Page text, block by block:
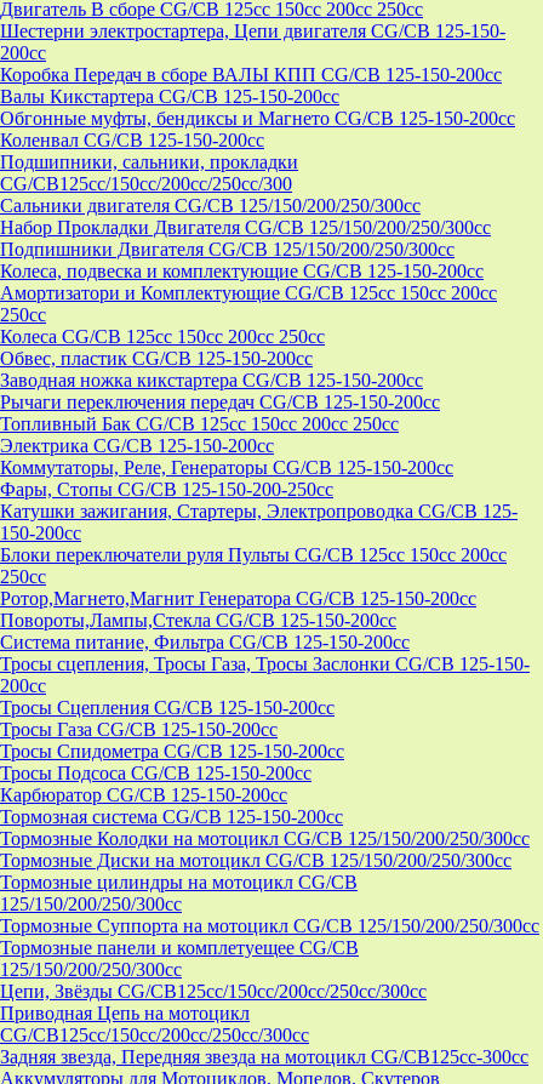
Двигатель В сборе CG/CB 125cc 150cc 200cc 250cc
Шестерни электростартера, Цепи двигателя CG/CB 125-150-
200cc
Коробка Передач в сборе ВАЛЫ КПП CG/CB 125-150-200cc
Валы Кикстартера CG/CB 125-150-200cc
Обгонные муфты, бендиксы и Магнето CG/CB 125-150-200cc
Коленвал CG/CB 125-150-200cc
Подшипники, сальники, прокладки
CG/CB125сс/150cc/200cc/250cc/300
Сальники двигателя CG/CB 125/150/200/250/300cc
Набор Прокладки Двигателя CG/CB 125/150/200/250/300cc
Подпишники Двигателя CG/CB 125/150/200/250/300cc
Колеса, подвеска и комплектующие CG/CB 125-150-200cc
Амортизатори и Комплектующие CG/CB 125cc 150cc 200cc
250cc
Колеса CG/CB 125cc 150cc 200cc 250cc
Обвес, пластик CG/CB 125-150-200cc
Заводная ножка кикстартера CG/CB 125-150-200cc
Рычаги переключения передач CG/CB 125-150-200cc
Топливный Бак CG/CB 125cc 150cc 200cc 250cc
Электрика CG/CB 125-150-200cc
Коммутаторы, Реле, Генераторы CG/CB 125-150-200cc
Фары, Стопы CG/CB 125-150-200-250cc
Катушки зажигания, Стартеры, Электропроводка CG/CB 125-
150-200cc
Блоки переключатели руля Пульты CG/CB 125cc 150cc 200cc
250cc
Ротор,Магнето,Магнит Генератора CG/CB 125-150-200cc
Повороты,Лампы,Стекла CG/CB 125-150-200cc
Система питание, Фильтра CG/CB 125-150-200cc
Тросы сцепления, Тросы Газа, Тросы Заслонки CG/CB 125-150-
200cc
Тросы Сцепления CG/CB 125-150-200cc
Тросы Газа CG/CB 125-150-200cc
Тросы Спидометра CG/CB 125-150-200cc
Тросы Подсоса CG/CB 125-150-200cc
Карбюратор CG/CB 125-150-200cc
Тормозная система CG/CB 125-150-200cc
Тормозные Колодки на мотоцикл CG/CB 125/150/200/250/300cc
Тормозные Диски на мотоцикл CG/CB 125/150/200/250/300cc
Тормозные цилиндры на мотоцикл CG/CB
125/150/200/250/300cc
Тормозные Суппорта на мотоцикл CG/CB 125/150/200/250/300cc
Тормозные панели и комплетуещее CG/CB
125/150/200/250/300cc
Цепи, Звёзды CG/CB125cc/150cc/200cc/250cc/300cc
Приводная Цепь на мотоцикл
CG/CB125cc/150cc/200cc/250cc/300cc
Задняя звезда, Передняя звезда на мотоцикл CG/CB125cc-300сс
Аккумуляторы для Мотоциклов, Мопедов, Скутеров